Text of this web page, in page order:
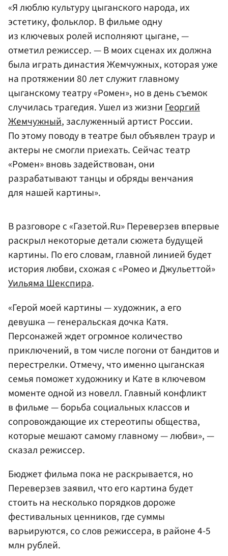
«Я люблю культуру цыганского народа, их
эстетику, фольклор. В фильме одну
из ключевых ролей исполняют цыгане, —
отметил режиссер. — В моих сценах их должна
была играть династия Жемчужных, которая уже
на протяжении 80 лет служит главному
цыганскому театру «Ромен», но в день съемок
случилась трагедия. Ушел из жизниГеоргий
Жемчужный, заслуженный артист России.
По этому поводу в театре был объявлен траур и
актеры не смогли приехать. Сейчас театр
«Ромен» вновь задействован, они
разрабатывают танцы и обряды венчания
для нашей картины».
В разговоре с «Газетой.Ru» Переверзев впервые
раскрыл некоторые детали сюжета будущей
картины. По его словам, главной линией будет
история любви, схожая с «Ромео и Джульеттой»
Уильяма Шекспира.
«Герой моей картины — художник, а его
девушка — генеральская дочка Катя.
Персонажей ждет огромное количество
приключений, в том числе погони от бандитов и
перестрелки. Отмечу, что именно цыганская
семья поможет художнику и Кате в ключевом
моменте одной из новелл. Главный конфликт
в фильме — борьба социальных классов и
сопровождающие их стереотипы общества,
которые мешают самому главному — любви», —
сказал режиссер.
Бюджет фильма пока не раскрывается, но
Переверзев заявил, что его картина будет
стоить на несколько порядков дороже
фестивальных ценников, где суммы
варьируются, со слов режиссера, в районе 4-5
млн рублей.